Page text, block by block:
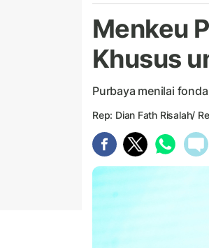
Menkeu
Khusus
Purbaya menilai
Rep: Dian Fath Risalah/